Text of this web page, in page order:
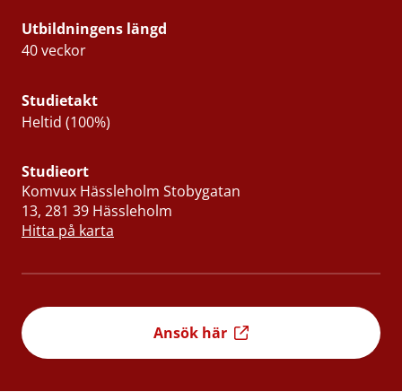
Utbildningens längd
40 veckor
Studietakt
Heltid (100%)
Studieort
Komvux Hässleholm Stobygatan
13, 281 39 Hässleholm
Hitta på karta
Ansök här